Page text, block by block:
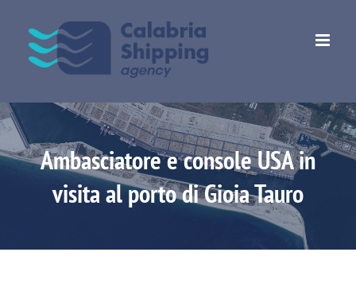
content
Ambasciatore e console USA in
visita al porto di Gioia Tauro